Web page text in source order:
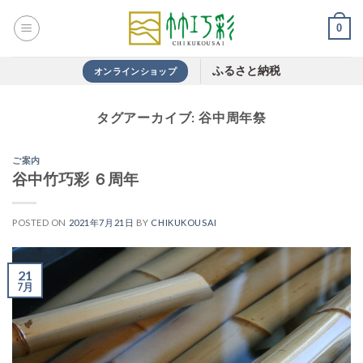
0
オンラインショップ ふるさと納税
タグアーカイブ:谷中周年祭
ご案内
谷中竹巧彩 ６周年
POSTED ON 2021年7月21日 BY CHIKUKOUSAI
21
7月